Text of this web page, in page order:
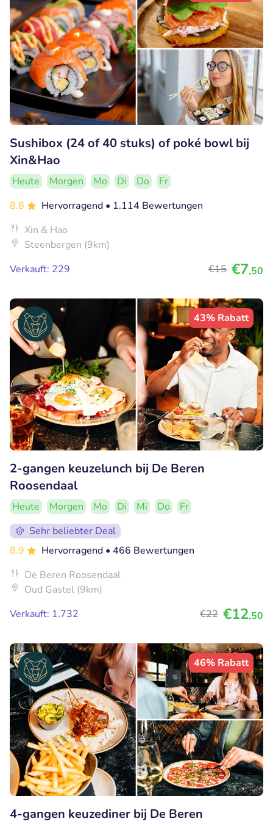
Sushibox (24 of 40 stuks) of poké bowl bij
Xin&Hao
Heute Morgen Mo Di Do
Fr
8.8
Hervorragend • 1.114 Bewertungen
Xin & Hao
Steenbergen (9km)
Verkauft: 229
€15 €7,50
43% Rabatt
2-gangen keuzelunch bij De Beren
Roosendaal
Heute Morgen Mo Di Mi Do
Fr
Sehr beliebter Deal
8.9
Hervorragend • 466 Bewertungen
De Beren Roosendaal
Oud Gastel (9km)
Verkauft: 1.732
€22 €12,50
46% Rabatt
4-gangen keuzediner bij De Beren